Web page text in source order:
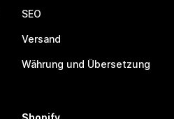
SEO
Versand
Währung und Übersetzung